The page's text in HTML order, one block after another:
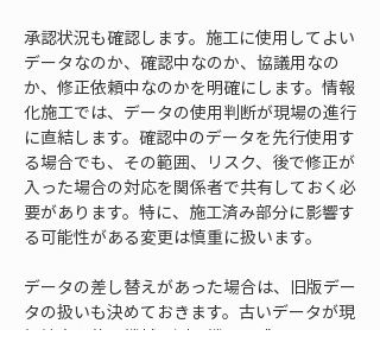
承認状況も確認します。施工に使用してよい
データなのか、確認中なのか、協議用なの
か、修正依頼中なのかを明確にします。情報
化施工では、データの使用判断が現場の進行
に直結します。確認中のデータを先行使用す
る場合でも、その範囲、リスク、後で修正が
入った場合の対応を関係者で共有しておく必
要があります。特に、施工済み部分に影響す
る可能性がある変更は慎重に扱います。
データの差し替えがあった場合は、旧版デー
タの扱いも決めておきます。古いデータが現
場端末や施工機械、測量機器に残っている